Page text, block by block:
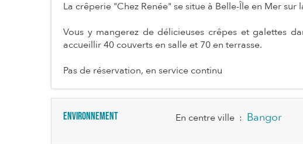
La crêperie "Chez Renée" se situe à Belle-Île en Mer
Vous y mangerez de délicieuses crêpes et galettes
accueillir 40 couverts en salle et 70 en terrasse.
Pas de réservation, en service continu
Environnement En centre ville : Bangor